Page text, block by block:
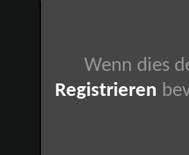
Wenn dies
Registrieren